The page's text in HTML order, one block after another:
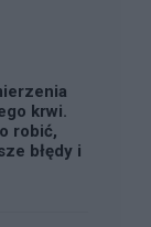
krwi.
robić,
błędy i